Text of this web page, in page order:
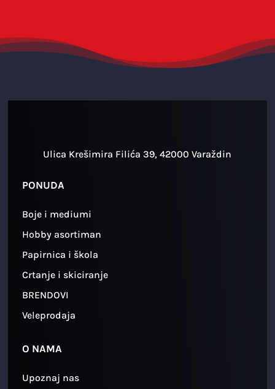
Ulica Krešimira Filića 39, 42000 Varaždin
PONUDA
Boje i mediumi
Hobby asortiman
Papirnica i škola
Crtanje i skiciranje
BRENDOVI
Veleprodaja
O NAMA
Upoznaj nas